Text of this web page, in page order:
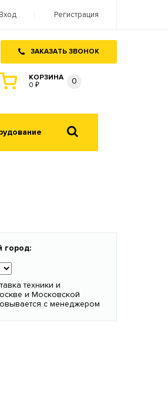
Вход Регистрация
ЗАКАЗАТЬ ЗВОНОК
КОРЗИНА
0 ₽
0
город:
техники и
и Московской
с менеджером